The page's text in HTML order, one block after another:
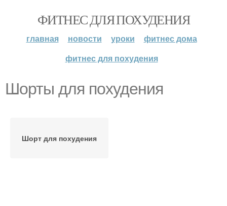
ФИТНЕС ДЛЯ ПОХУДЕНИЯ
главная новости уроки
фитнес дома
фитнес для похудения
Шорты для похудения
Шорт для похудения